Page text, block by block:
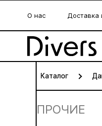
О нас Доставка
Каталог
ПРОЧИЕ